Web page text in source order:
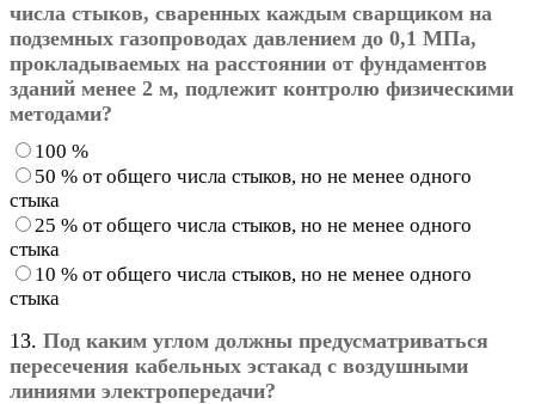
числа стыков, сваренных каждым сварщиком на
подземных газопроводах давлением до 0,1 МПа,
прокладываемых на расстоянии от фундаментов
зданий менее 2 м, подлежит контролю физическими
методами?
100 %
50 % от общего числа стыков, но не менее одного
стыка
25 % от общего числа стыков, но не менее одного
стыка
10 % от общего числа стыков, но не менее одного
стыка
13. Под каким углом должны предусматриваться
пересечения кабельных эстакад с воздушными
линиями электропередачи?